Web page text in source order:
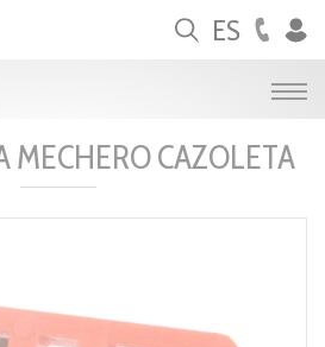
ES
MECHERO CAZOLETA